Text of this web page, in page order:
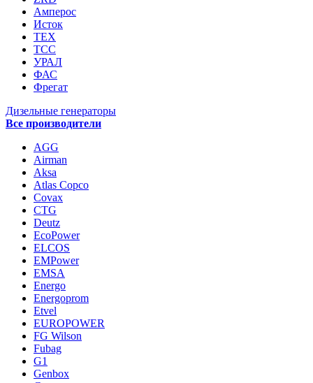
Амперос
Исток
ТЕХ
ТСС
УРАЛ
ФАС
Фрегат
Дизельные генераторы
Все производители
AGG
Airman
Aksa
Atlas Copco
Covax
CTG
Deutz
EcoPower
ELCOS
EMPower
EMSA
Energo
Energoprom
Etvel
EUROPOWER
FG Wilson
Fubag
G1
Genbox